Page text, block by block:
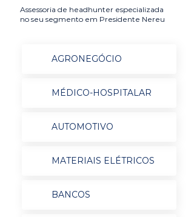
Assessoria de headhunter especializada
no seu segmento em Presidente Nereu
AGRONEGÓCIO
MÉDICO-HOSPITALAR
AUTOMOTIVO
MATERIAIS ELÉTRICOS
BANCOS